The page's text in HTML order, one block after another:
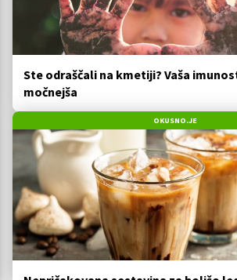
Ste odraščali na kmetiji? Vaša
močnejša
OKUSNO.JE